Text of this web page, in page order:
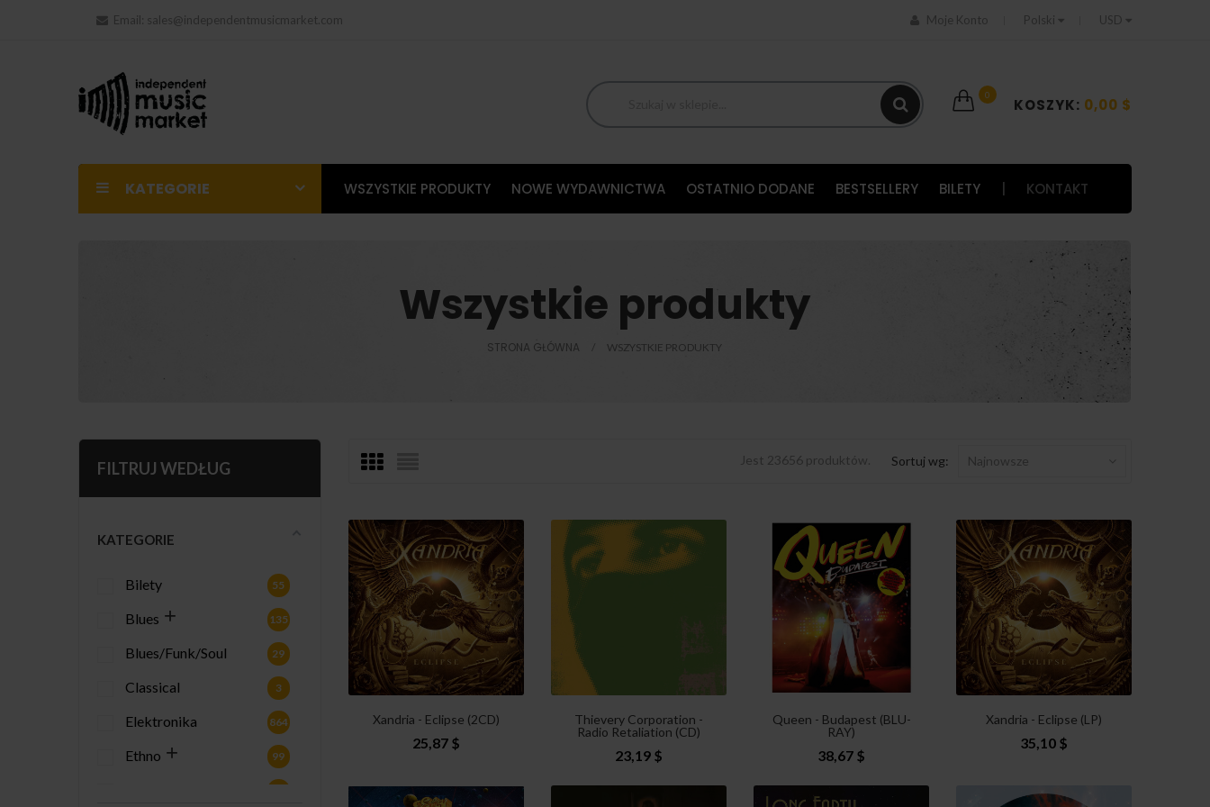
Email: sales@independentmusicmarket.com Moje Konto Polski USD
0
KOSZYK: 0,00 $
KATEGORIE WSZYSTKIE PRODUKTY NOWE WYDAWNICTWA OSTATNIO DODANE BESTSELLERY BILETY KONTAKT
FILTRUJ WEDŁUG
KATEGORIE
Bilety 55
Blues 135
Blues/Funk/Soul 29
Classical 3
Elektronika 864
Ethno 99
Wszystkie produkty
STRONA GŁÓWNA WSZYSTKIE PRODUKTY
Jest 23656 produktów. Sortuj wg: Najnowsze
Xandria - Eclipse (2CD)
25,87 $
Thievery Corporation -
Radio Retaliation (CD)
23,19 $
Queen - Budapest (BLU-
RAY)
38,67 $
Xandria - Eclipse (LP)
35,10 $